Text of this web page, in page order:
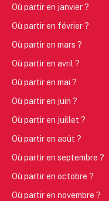
Où partir en janvier ?
Où partir en février ?
Où partir en mars ?
Où partir en avril ?
Où partir en mai ?
Où partir en juin ?
Où partir en juillet ?
Où partir en août ?
Où partir en septembre ?
Où partir en octobre ?
Où partir en novembre ?